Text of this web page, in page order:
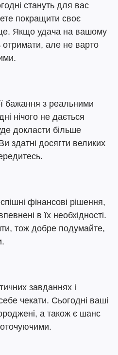
стануть для вас
покращити своє
Якщо удача на вашому
але не варто
бажання з реальними
нічого не дається
докласти більше
здатні досягти великих
фінансові рішення,
в їх необхідності.
тож добре подумайте,
завданнях і
чекати. Сьогодні ваші
а також є шанс
оточуючими.